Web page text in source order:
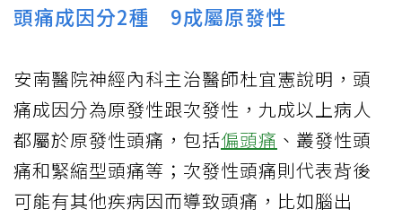
頭痛成因分2種 9成屬原發性
安南醫院神經內科主治醫師杜宜憲說明，頭
痛成因分為原發性跟次發性，九成以上病人
都屬於原發性頭痛，包括偏頭痛 、叢發性頭
痛和緊縮型頭痛等；次發性頭痛則代表背後
可能有其他疾病因而導致頭痛，比如腦出